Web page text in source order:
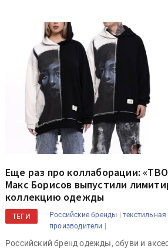
Еще раз про коллаборации:
Макс Борисов выпустили
коллекцию одежды
ТЕГИ Российские бренды |текстильная
производители |
Российский бренд одежды, обуви и